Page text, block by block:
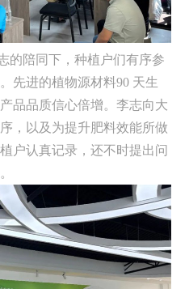
的陪同下，种植户们有序参
先进的植物源材料90 天生
品品质信心倍增。李志向大
，以及为提升肥料效能所做
户认真记录，还不时提出问